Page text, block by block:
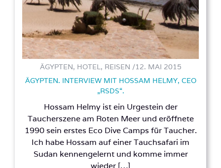
ÄGYPTEN, HOTEL, REISEN /12. MAI 2015
ÄGYPTEN. INTERVIEW MIT HOSSAM HELMY, CEO
„RSDS“.
Hossam Helmy ist ein Urgestein der
Taucherszene am Roten Meer und eröffnete
1990 sein erstes Eco Dive Camps für Taucher.
Ich habe Hossam auf einer Tauchsafari im
Sudan kennengelernt und komme immer
wieder […]